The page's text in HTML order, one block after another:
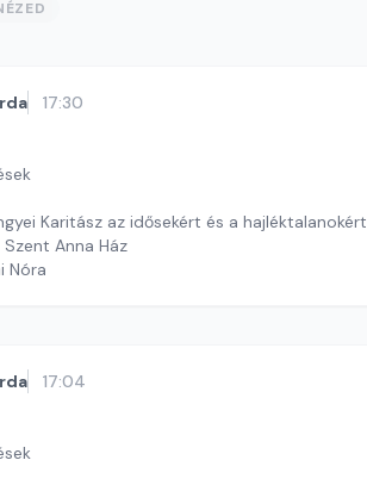
17:30
Karitász az idősekért és a hajléktalanokért
Anna Ház
Nóra
17:04